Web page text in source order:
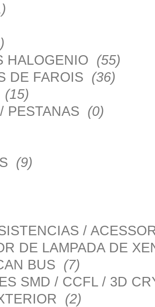
HALOGENIO (55)
DE FAROIS (36)
(15)
PESTANAS (0)
(9)
/
DE LAMPADA DE
BUS (7)
SMD / CCFL / 3D
(2)